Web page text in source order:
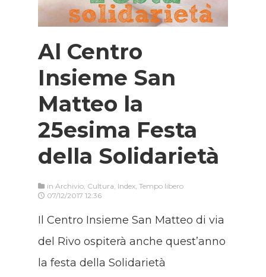
Al Centro
Insieme San
Matteo la
25esima Festa
della Solidarietà
in Archivio, Cultura, Index, Tempo libero
07/12/2017 12:36
Il Centro Insieme San Matteo di via
del Rivo ospiterà anche quest’anno
la festa della Solidarietà